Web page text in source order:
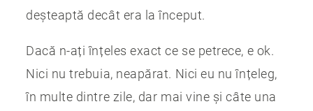
deșteaptă decât era la început.
Dacă n-ați înțeles exact ce se petrece, e ok.
Nici nu trebuia, neapărat. Nici eu nu înțeleg,
în multe dintre zile, dar mai vine și câte una